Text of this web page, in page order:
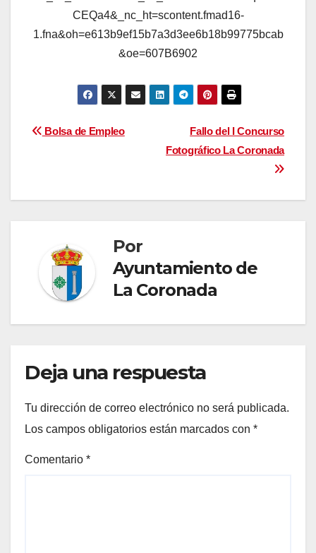
Navegación
entradas
Fallo del I Concurso
Fotográfico La Coronada
Bolsa de Empleo
Por
Ayuntamiento de
La Coronada
Deja una respuesta
Tu dirección de correo electrónico no será publicada.
Los campos obligatorios están marcados con *
Comentario *